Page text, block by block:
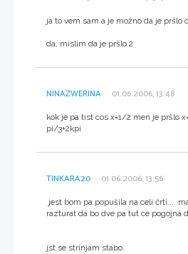
ja to vem sam a je možno da je pršlo
da, mislim da je pršlo 2
NINAZWERINA 01.06.2006, 13:48
kok je pa tist cos x=1/2 men je pršlo
pi/3+2kpi
TINKARA20 01.06.2006, 13:56
jest bom pa popušila na celi črti...
razturat da bo dve pa tut ce pogojna
jst se strinjam stabo.